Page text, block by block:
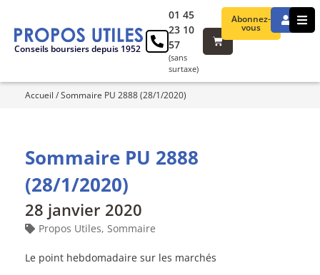
Conseils boursiers depuis 1952
Abonnez-
vous
01 45
23 10
57
(sans
surtaxe)
Accueil /Sommaire PU 2888 (28/1/2020)
Sommaire PU 2888
(28/1/2020)
28 janvier 2020
Propos Utiles, Sommaire
Le point hebdomadaire sur les marchés